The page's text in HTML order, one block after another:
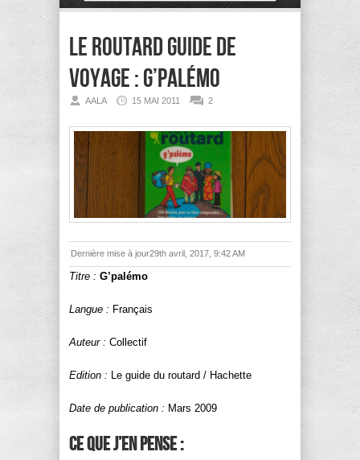
Le routard guide de
voyage : G’palémo
AALA 15 MAI 2011 2
Dernière mise à jour29th avril, 2017, 9:42 AM
Titre : G’palémo
Langue : Français
Auteur : Collectif
Edition : Le guide du routard / Hachette
Date de publication : Mars 2009
Ce que j’en pense :